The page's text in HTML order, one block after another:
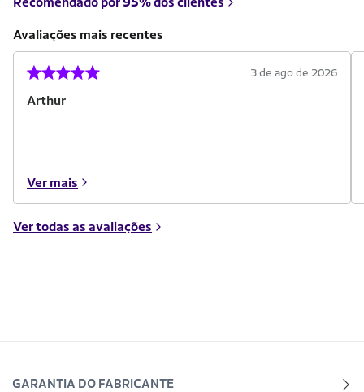
Avaliações mais recentes
Arthur
3 de ago de 2026
Ver mais
Ver todas as avaliações
GARANTIA DO FABRICANTE